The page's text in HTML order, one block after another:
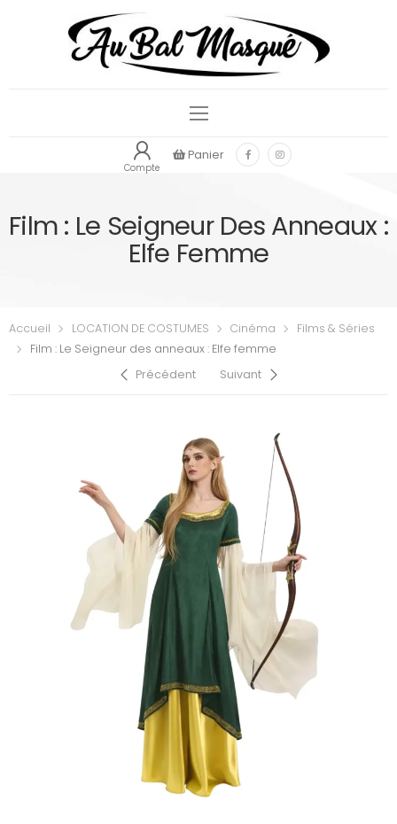
Compte
Panier
Film : Le Seigneur Des Anneaux :
Elfe Femme
Accueil LOCATION DE COSTUMES Cinéma
Films & Séries
Film : Le Seigneur des anneaux : Elfe femme
Précédent
Suivant